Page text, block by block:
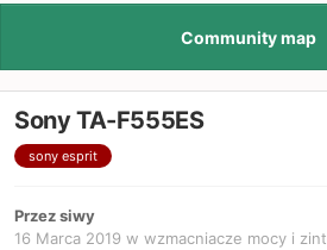
Community map
Sony TA-F555ES
sony esprit
Przez siwy
16 Marca 2019 w wzmacniacze mocy i